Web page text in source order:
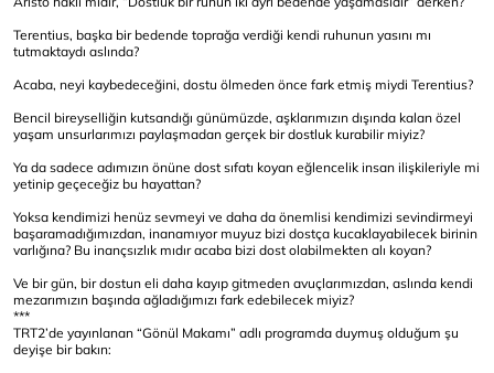
Terentius, başka bir bedende toprağa verdiği kendi ruhunun yasını mı
tutmaktaydı aslında?
Acaba, neyi kaybedeceğini, dostu ölmeden önce fark etmiş miydi Terentius?
Bencil bireyselliğin kutsandığı günümüzde, aşklarımızın dışında kalan özel
yaşam unsurlarımızı paylaşmadan gerçek bir dostluk kurabilir miyiz?
Ya da sadece adımızın önüne dost sıfatı koyan eğlencelik insan ilişkileriyle mi
yetinip geçeceğiz bu hayattan?
Yoksa kendimizi henüz sevmeyi ve daha da önemlisi kendimizi sevindirmeyi
başaramadığımızdan, inanamıyor muyuz bizi dostça kucaklayabilecek birinin
varlığına? Bu inançsızlık mıdır acaba bizi dost olabilmekten alı koyan?
Ve bir gün, bir dostun eli daha kayıp gitmeden avuçlarımızdan, aslında kendi
mezarımızın başında ağladığımızı fark edebilecek miyiz?
***
TRT2’de yayınlanan “Gönül Makamı” adlı programda duymuş olduğum şu
deyişe bir bakın: